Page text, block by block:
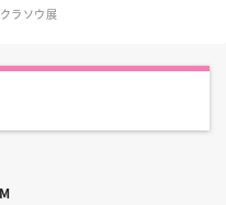
ラソウ展